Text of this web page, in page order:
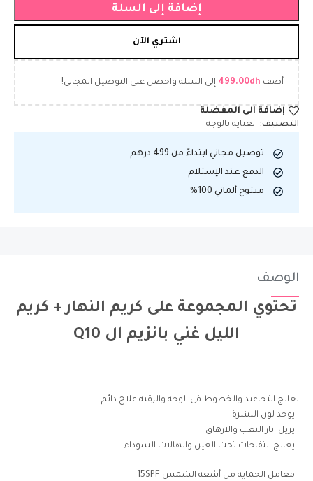
إضافة إلى السلة
اشتري الآن
أضف 499.00dh إلى السلة واحصل على التوصيل المجاني!
إضافة الى المفضلة
التصنيف: العناية بالوجه
توصيل مجاني ابتداءً من 499 درهم
الدفع عند الإستلام
منتوج ألماني 100%
الوصف
تحتوي المجموعة على كريم النهار + كريم
الليل غني بانزيم ال Q10
يعالج التجاعيد والخطوط فى الوجه والرقبه علاج دائم
يوحد لون البشرة
يزيل اثار التعب والارهاق
يعالج انتفاخات تحت العين والهالات السوداء
معامل الحماية من أشعة الشمس 15SPF